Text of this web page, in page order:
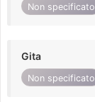
Non specificato
Gita
Non specificato